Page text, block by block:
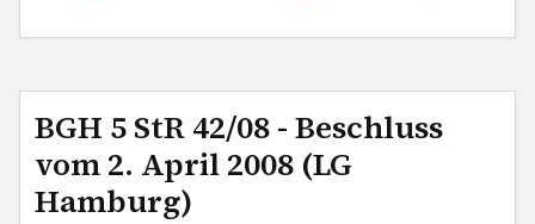
BGH 5 StR 42/08 - Beschluss
vom 2. April 2008 (LG
Hamburg)